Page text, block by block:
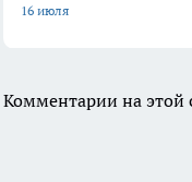
16 июля
Комментарии на этой